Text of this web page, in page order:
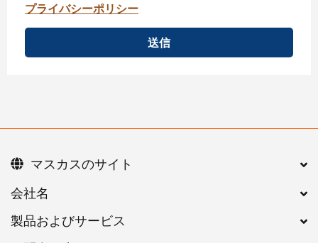
プライバシーポリシー
送信
会社名
製品およびサービス
マスカスのサイト